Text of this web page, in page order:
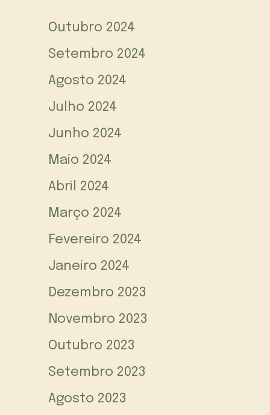
Outubro 2024
Setembro 2024
Agosto 2024
Julho 2024
Junho 2024
Maio 2024
Abril 2024
Março 2024
Fevereiro 2024
Janeiro 2024
Dezembro 2023
Novembro 2023
Outubro 2023
Setembro 2023
Agosto 2023